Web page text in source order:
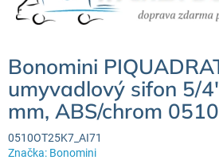
Bonomini
umyvadlový sifon 5/
mm, ABS/chrom
0510OT25K7_AI71
Značka: Bonomini